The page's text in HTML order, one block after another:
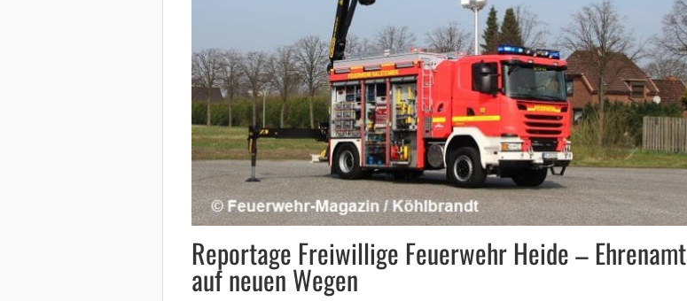
Reportage Freiwillige Feuerwehr Heide – Ehrenamt
auf neuen Wegen